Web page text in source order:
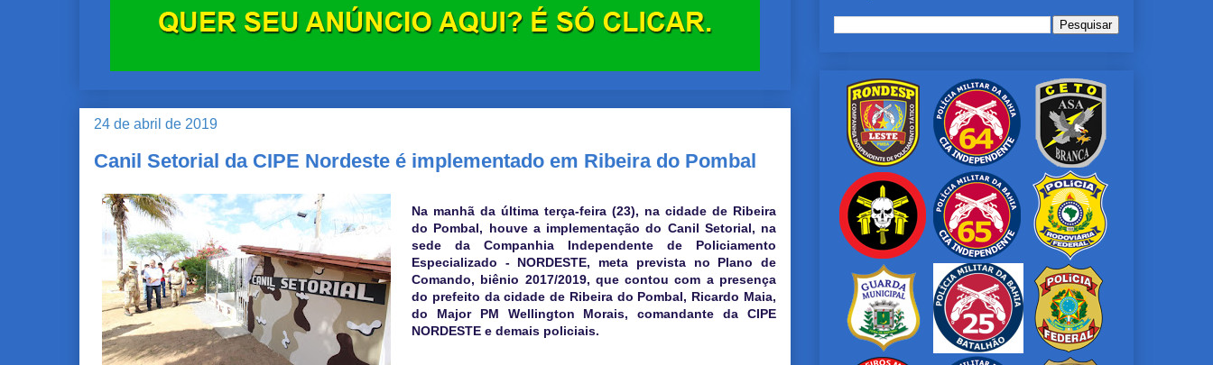
24 de abril de 2019
Canil Setorial da CIPE Nordeste é implementado em Ribeira do Pombal
Na manhã da última terça-feira (23), na cidade de Ribeira
do Pombal, houve a implementação do Canil Setorial, na
sede da Companhia Independente de Policiamento
Especializado - NORDESTE, meta prevista no Plano de
Comando, biênio 2017/2019, que contou com a presença
do prefeito da cidade de Ribeira do Pombal, Ricardo Maia,
do Major PM Wellington Morais, comandante da CIPE
NORDESTE e demais policiais.